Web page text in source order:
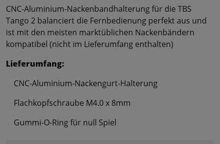
CNC-Aluminium-Nackenbandhalterung für die TBS
Tango 2 balanciert die Fernbedienung perfekt aus und
ist mit den meisten marktüblichen Nackenbändern
kompatibel (nicht im Lieferumfang enthalten)
Lieferumfang:
CNC-Aluminium-Nackengurt-Halterung
Flachkopfschraube M4.0 x 8mm
Gummi-O-Ring für null Spiel